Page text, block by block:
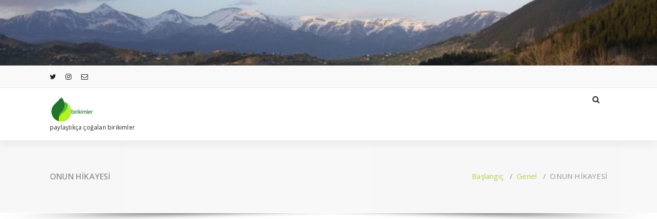
İçeriğe
geç
paylaştıkça çoğalan birikimler
ONUN HİKAYESİ Başlangıç/Genel / ONUN HİKAYESİ